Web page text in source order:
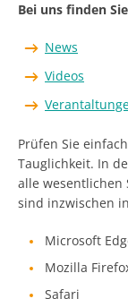
Bei uns finden
News
Videos
Prüfen Sie
Tauglichkeit. In
alle wesentlichen
sind inzwischen
Microsoft
Mozilla
Safari